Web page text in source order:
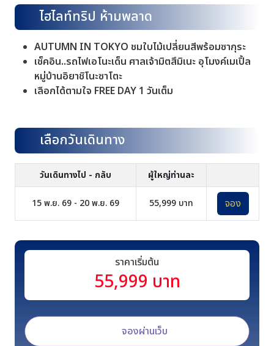
ไฮไลท์ทริป ห้ามพลาด
AUTUMN IN TOKYO ชมใบไม้เปลี่ยนสีพร้อมซากุระ
เช็คอิน..รถไฟเอโนะเด็น ศาลเจ้ามิตสึมิเนะ อุโมงค์เมเปิ้ล
หมู่บ้านอิยาชิโนะซาโตะ
เลือกได้ตามใจ FREE DAY 1 วันเต็ม
เลือกวันเดินทาง
วันเดินทางไป - กลับ ผู้ใหญ่ท่านละ
15 พ.ย. 69 - 20 พ.ย. 69 55,999 บาท จอง
ราคาเริ่มต้น
55,999 บาท
จองผ่านเว็บ